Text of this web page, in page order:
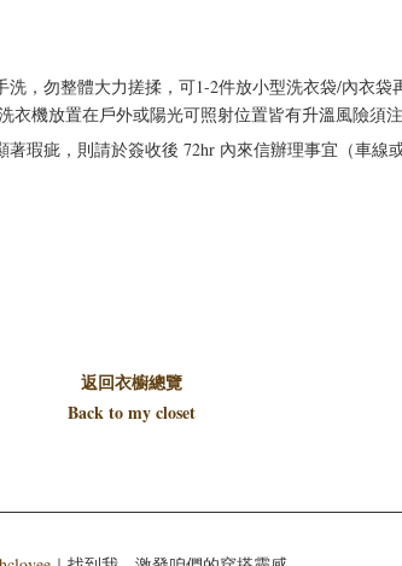
，勿整體大力搓揉，可1-2件放小型洗衣袋/內衣
機放置在戶外或陽光可照射位置皆有升溫風險須注
瑕疵，則請於簽收後 72hr 內來信辦理事宜（車
返回衣櫥總覽
Back to my closet